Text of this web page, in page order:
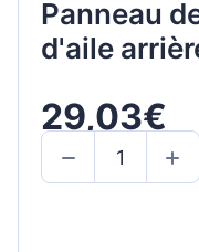
Panneau
d'aile
29,03€